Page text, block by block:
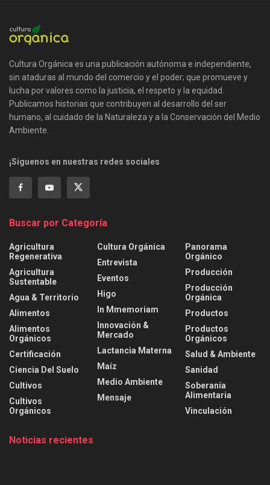
Cultura Orgánica es una publicación autónoma e independiente,
sin ataduras al mundo del comercio y el poder; que promueve y
lucha por valores como la justicia, el respeto y la equidad.
Publicamos historias que contribuyen al desarrollo del ser
humano, al cuidado de la Naturaleza y a la Conservación del Medio
Ambiente.
¡Síguenos en nuestras redes sociales
Buscar por Categoría
Agricultura
Regenerativa
Agricultura
Sustentable
Agua & Territorio
Alimentos
Alimentos
Orgánicos
Certificación
Ciencia Del Suelo
Cultivos
Cultivos
Orgánicos
Cultura Orgánica
Entrevista
Eventos
Higo
In Mmemoriam
Innovación &
Mercado
Lactancia Materna
Maíz
Medio Ambiente
Mensaje
Panorama
Orgánico
Producción
Producción
Orgánica
Productos
Productos
Orgánicos
Salud & Ambiente
Sanidad
Soberanía
Alimentaria
Vinculación
Noticias recientes